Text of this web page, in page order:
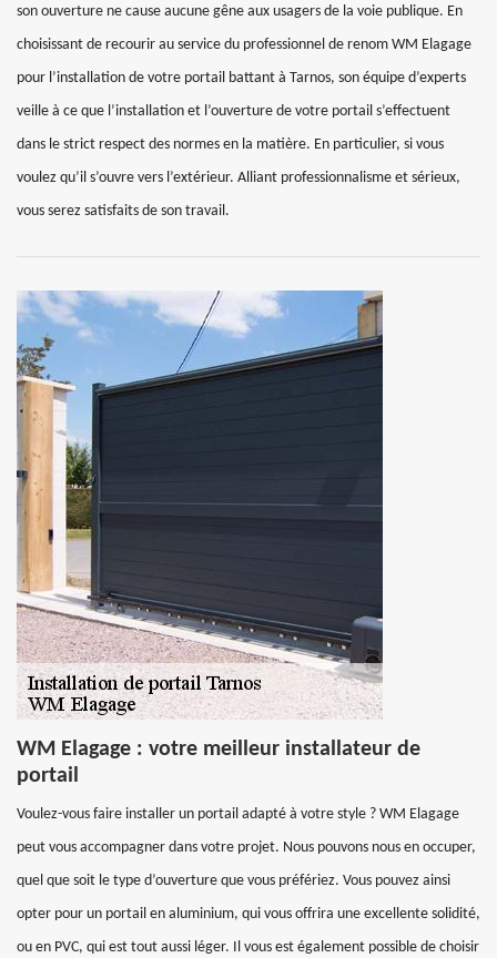
son ouverture ne cause aucune gêne aux usagers de la voie publique. En
choisissant de recourir au service du professionnel de renom WM Elagage
pour l’installation de votre portail battant à Tarnos, son équipe d’experts
veille à ce que l’installation et l’ouverture de votre portail s’effectuent
dans le strict respect des normes en la matière. En particulier, si vous
voulez qu’il s’ouvre vers l’extérieur. Alliant professionnalisme et sérieux,
vous serez satisfaits de son travail.
WM Elagage : votre meilleur installateur de
portail
Voulez-vous faire installer un portail adapté à votre style ? WM Elagage
peut vous accompagner dans votre projet. Nous pouvons nous en occuper,
quel que soit le type d’ouverture que vous préfériez. Vous pouvez ainsi
opter pour un portail en aluminium, qui vous offrira une excellente solidité,
ou en PVC, qui est tout aussi léger. Il vous est également possible de choisir